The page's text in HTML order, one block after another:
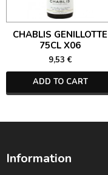
CHABLIS GENILLOTTE
75CL X06
9,53 €
ADD TO CART
Information